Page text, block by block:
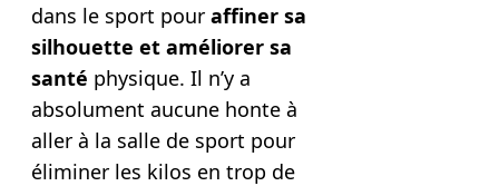
dans le sport pour affiner sa
silhouette et améliorer sa
santé physique. Il n’y a
absolument aucune honte à
aller à la salle de sport pour
éliminer les kilos en trop de